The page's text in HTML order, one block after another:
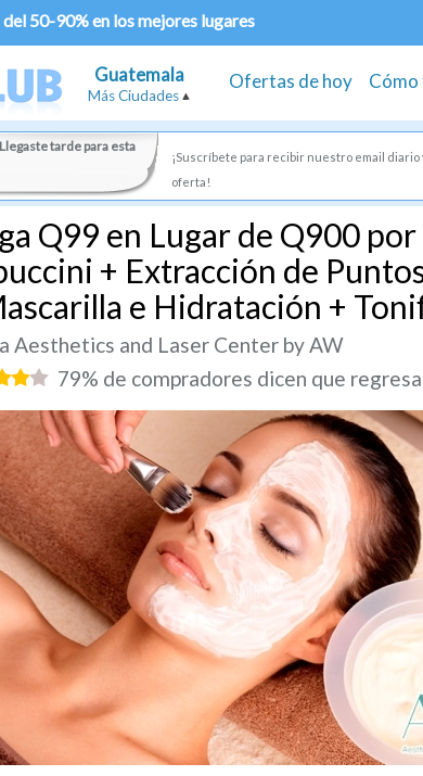
50-90% en los mejores lugares
Guatemala
Más Ciudades
Ofertas de hoy Cómo
tarde para esta
¡Suscríbete para recibir nuestro email
oferta!
Q99 en Lugar de Q900
+ Extracción de
e Hidratación +
Aesthetics and Laser Center by AW
79% de compradores dicen que